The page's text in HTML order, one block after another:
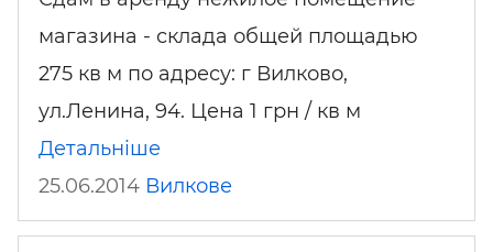
магазина - склада общей площадью
275 кв м по адресу: г Вилково,
ул.Ленина, 94. Цена 1 грн / кв м
Детальніше
25.06.2014 Вилкове